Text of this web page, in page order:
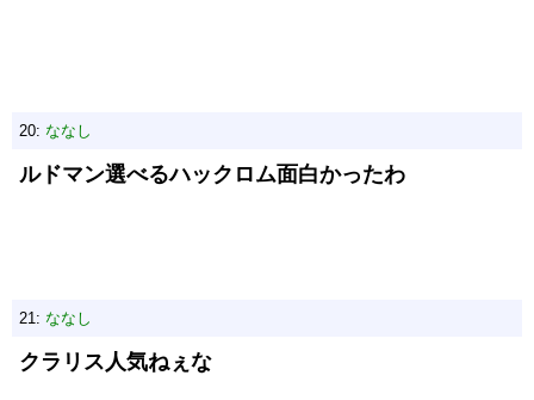
20: ななし
ルドマン選べるハックロム面白かったわ
21: ななし
クラリス人気ねぇな